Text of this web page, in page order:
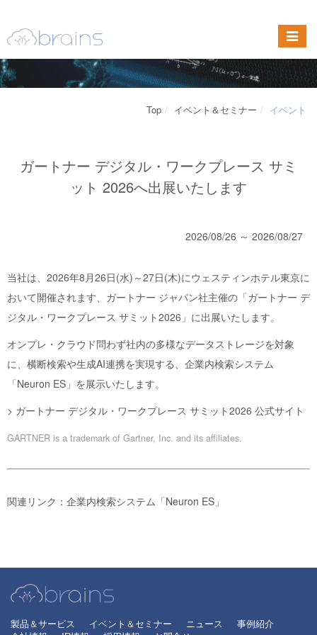
Top イベント＆セミナー イベント
ガートナー デジタル・ワークプレース サミ
ット 2026へ出展いたします
2026/08/26 ～ 2026/08/27
当社は、2026年8月26日(水)～27日(木)にウェスティンホテル東京に
おいて開催されます、ガートナー ジャパン社主催の「ガートナー デ
ジタル・ワークプレース サミット2026」に出展いたします。
オンプレ・クラウド問わず社内の多様なデータストレージを対象
に、横断検索や生成AI連携を実現する、企業内検索システム
「Neuron ES」を展示いたします。
> ガートナー デジタル・ワークプレース サミット2026 公式サイト
GARTNER is a trademark of Gartner, Inc. and its affiliates.
関連リンク：企業内検索システム「Neuron ES 」
製品＆サービス イベント＆セミナー ニュース
事例紹介